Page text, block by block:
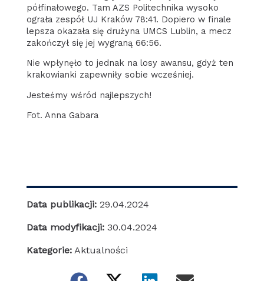
półfinałowego. Tam AZS Politechnika wysoko
ograła zespół UJ Kraków 78:41. Dopiero w finale
lepsza okazała się drużyna UMCS Lublin, a mecz
zakończył się jej wygraną 66:56.
Nie wpłynęło to jednak na losy awansu, gdyż ten
krakowianki zapewniły sobie wcześniej.
Jesteśmy wśród najlepszych!
Fot. Anna Gabara
Data publikacji: 29.04.2024
Data modyfikacji: 30.04.2024
Kategorie: Aktualności